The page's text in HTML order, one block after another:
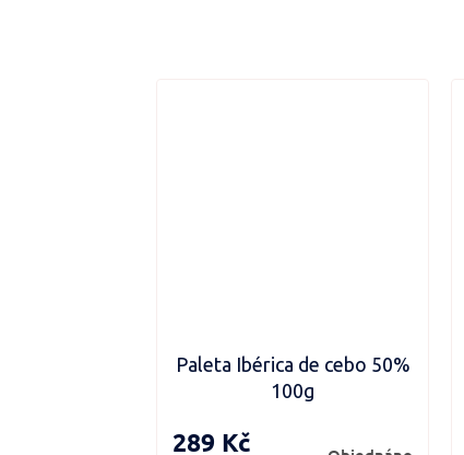
Paleta Ibérica de cebo 50%
100g
289 Kč